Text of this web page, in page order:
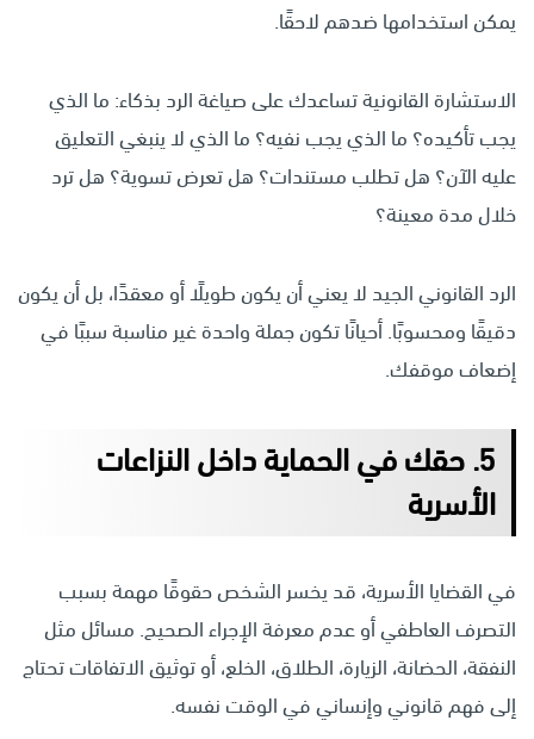
يمكن استخدامها ضدهم لاحقًا.
الاستشارة القانونية تساعدك على صياغة الرد بذكاء: ما الذي
يجب تأكيده؟ ما الذي يجب نفيه؟ ما الذي لا ينبغي التعليق
عليه الآن؟ هل تطلب مستندات؟ هل تعرض تسوية؟ هل ترد
خلال مدة معينة؟
الرد القانوني الجيد لا يعني أن يكون طويلًا أو معقدًا، بل أن يكون
دقيقًا ومحسوبًا. أحيانًا تكون جملة واحدة غير مناسبة سببًا في
إضعاف موقفك.
5. حقك في الحماية داخل النزاعات
الأسرية
في القضايا الأسرية، قد يخسر الشخص حقوقًا مهمة بسبب
التصرف العاطفي أو عدم معرفة الإجراء الصحيح. مسائل مثل
النفقة، الحضانة، الزيارة، الطلاق، الخلع، أو توثيق الاتفاقات تحتاج
إلى فهم قانوني وإنساني في الوقت نفسه.